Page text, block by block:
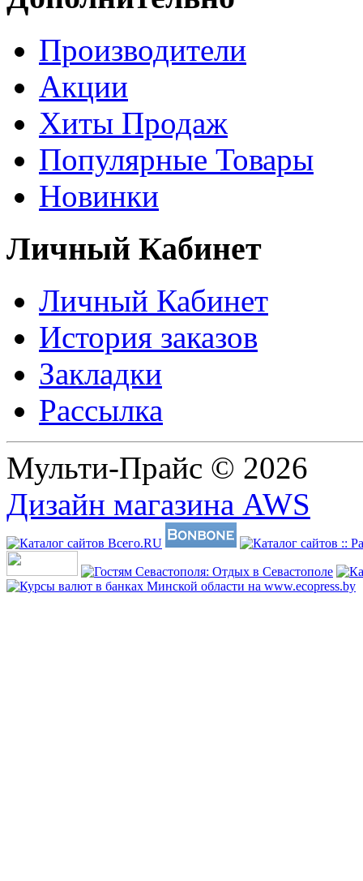
Производители
Акции
Хиты Продаж
Популярные Товары
Новинки
Личный Кабинет
Личный Кабинет
История заказов
Закладки
Рассылка
Мульти-Прайс © 2026
Дизайн магазина AWS